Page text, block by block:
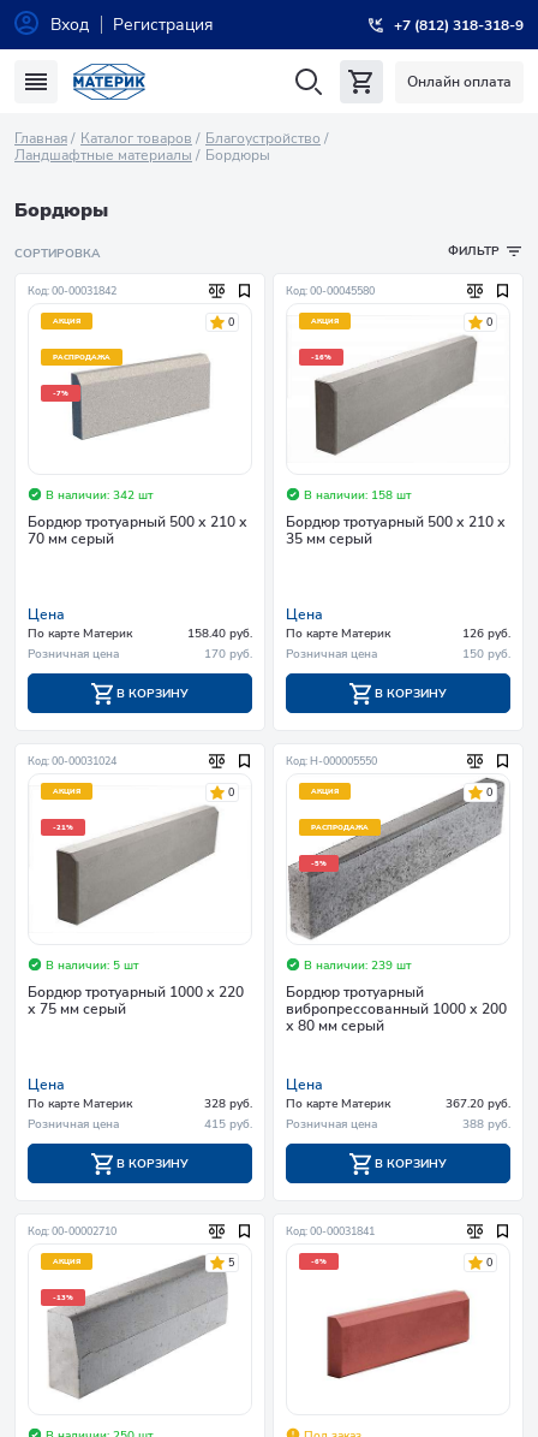
Вход Регистрация +7 (812) 318-318-9
Онлайн оплата
Главная Каталог товаров
Благоустройство
Ландшафтные материалы
Бордюры
Бордюры
СОРТИРОВКА ФИЛЬТР
Код: 00-00031842
АКЦИЯ
РАСПРОДАЖА
-7%
0
В наличии: 342 шт
Бордюр тротуарный 500 х 210 х
70 мм серый
Цена
По карте Материк
158.40 руб.
Розничная цена
170 руб.
В КОРЗИНУ
Код: 00-00045580
АКЦИЯ
-16%
0
В наличии: 158 шт
Бордюр тротуарный 500 х 210 х
35 мм серый
Цена
По карте Материк
126 руб.
Розничная цена
150 руб.
В КОРЗИНУ
Код: 00-00031024
АКЦИЯ
-21%
0
В наличии: 5 шт
Бордюр тротуарный 1000 х 220
х 75 мм серый
Цена
По карте Материк
328 руб.
Розничная цена
415 руб.
В КОРЗИНУ
Код: Н-000005550
АКЦИЯ
РАСПРОДАЖА
-5%
0
В наличии: 239 шт
Бордюр тротуарный
вибропрессованный 1000 х 200
х 80 мм серый
Цена
По карте Материк
367.20 руб.
Розничная цена
388 руб.
В КОРЗИНУ
Код: 00-00002710
АКЦИЯ
-13%
5
Код: 00-00031841
-6% 0